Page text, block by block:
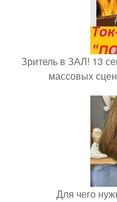
Зритель в ЗАЛ! 13
массовых
Для чего